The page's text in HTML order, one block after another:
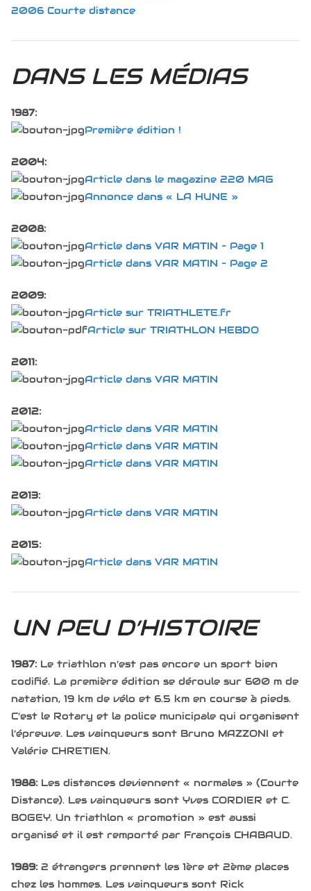
2006 Courte distance
DANS LES MÉDIAS
1987:
Première édition !
2004:
Article dans le magazine 220 MAG
Annonce dans « LA HUNE »
2008:
Article dans VAR MATIN – Page 1
Article dans VAR MATIN – Page 2
2009:
Article sur TRIATHLETE.fr
Article sur TRIATHLON HEBDO
2011:
Article dans VAR MATIN
2012:
Article dans VAR MATIN
Article dans VAR MATIN
Article dans VAR MATIN
2013:
Article dans VAR MATIN
2015:
Article dans VAR MATIN
UN PEU D’HISTOIRE
1987: Le triathlon n’est pas encore un sport bien
codifié. La première édition se déroule sur 600 m de
natation, 19 km de vélo et 6.5 km en course à pieds.
C’est le Rotary et la police municipale qui organisent
l’épreuve. Les vainqueurs sont Bruno MAZZONI et
Valérie CHRETIEN.
1988: Les distances deviennent « normales » (Courte
Distance). Les vainqueurs sont Yves CORDIER et C.
BOGEY. Un triathlon « promotion » est aussi
organisé et il est remporté par François CHABAUD.
1989: 2 étrangers prennent les 1ère et 2ème places
chez les hommes. Les vainqueurs sont Rick